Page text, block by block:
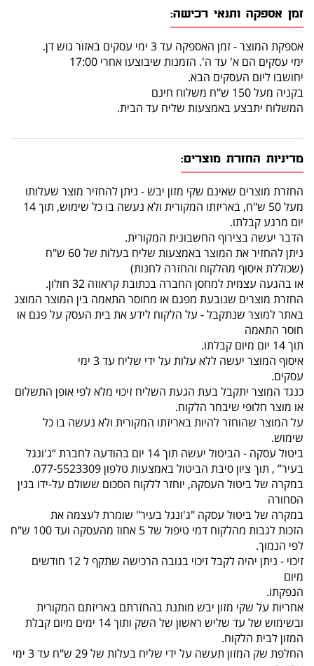
זמן אספקה ותנאי רכישה:
אספקת המוצר - זמן האספקה עד 3 ימי עסקים באזור גוש דן.
ימי עסקים הם א' עד ה'. הזמנות שיבוצעו אחרי 17:00
יחושבו ליום העסקים הבא.
בקניה מעל 150 ש"ח משלוח חינם
המשלוח יתבצע באמצעות שליח עד הבית.
מדיניות החזרת מוצרים:
החזרת מוצרים שאינם שקי מזון יבש - ניתן להחזיר מוצר שעלותו
מעל 50 ש"ח, באריזתו המקורית ולא נעשה בו כל שימוש, תוך 14
יום מרגע קבלתו.
הדבר יעשה בצירוף החשבונית המקורית.
ניתן להחזיר את המוצר באמצעות שליח בעלות של 60 ש"ח
(שכוללת איסוף מהלקוח והחזרה לחנות)
או בהגעה עצמית למחסן החברה בכתובת קראוזה 32 חולון.
החזרת מוצרים שנובעת מפגם או מחוסר התאמה בין המוצר המוצג
באתר למוצר שנתקבל - על הלקוח לידע את בית העסק על פגם או
חוסר התאמה
תוך 14 יום מיום קבלתו.
איסוף המוצר יעשה ללא עלות על ידי שליח עד 3 ימי
עסקים.
כנגד המוצר יתקבל בעת הגעת השליח זיכוי מלא לפי אופן התשלום
או מוצר חלופי שיבחר הלקוח.
על המוצר שהוחזר להיות באריזתו המקורית ולא נעשה בו כל
שימוש.
ביטול עסקה - הביטול יעשה תוך 14 יום בהודעה לחברת “ג'ונגל
בעיר” , תוך ציון סיבת הביטול באמצעות טלפון 077-5523309.
במקרה של ביטול העסקה, יוחזר ללקוח הסכום ששולם על-ידו בגין
הסחורה
במקרה של ביטול עסקה "ג'ונגל בעיר" שומרת לעצמה את
הזכות לגבות מהלקוח דמי טיפול של 5 אחוז מהעסקה ועד 100 ש"ח
לפי הנמוך.
זיכוי - ניתן יהיה לקבל זיכוי בגובה הרכישה שתקף ל 12 חודשים
מיום
הנפקתו.
אחריות על שקי מזון יבש מותנת בהחזרתם באריזתם המקורית
ובשימוש של עד שליש ראשון של השק ותוך 14 ימים מיום קבלת
המזון לבית הלקוח.
החלפת שק המזון תעשה על ידי שליח בעלות של 29 ש"ח עד 3 ימי